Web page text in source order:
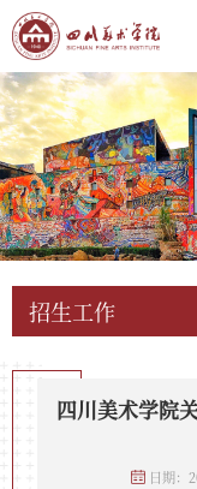
招生工作
四川美术学院
日期：